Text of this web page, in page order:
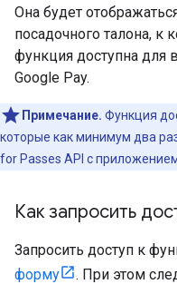
Она будет
посадочного талона, к
функция доступна для
Google Pay.
Примечание. Функция
которые как минимум два
for Passes API с
Как запросить
Запросить доступ к
форму
. При этом